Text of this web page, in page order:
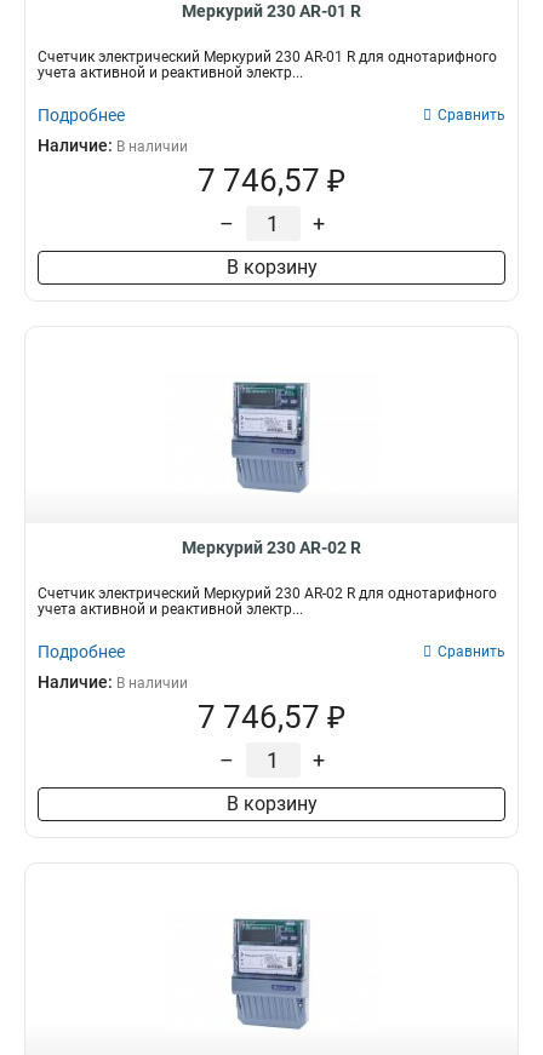
Меркурий 230 AR-01 R
Счетчик электрический Меркурий 230 AR-01 R для однотарифного
учета активной и реактивной электр...
Подробнее Сравнить
Наличие: В наличии
7 746,57 ₽
– +
В корзину
Меркурий 230 AR-02 R
Счетчик электрический Меркурий 230 AR-02 R для однотарифного
учета активной и реактивной электр...
Подробнее Сравнить
Наличие: В наличии
7 746,57 ₽
– +
В корзину